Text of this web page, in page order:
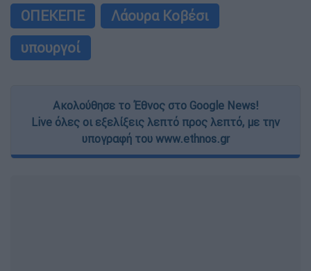
ΟΠΕΚΕΠΕ
Λάουρα Κοβέσι
υπουργοί
Ακολούθησε το Έθνος στο Google News!
Live όλες οι εξελίξεις λεπτό προς λεπτό, με την
υπογραφή του www.ethnos.gr